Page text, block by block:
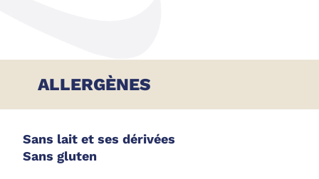
ALLERGÈNES
Sans lait et ses dérivées
Sans gluten